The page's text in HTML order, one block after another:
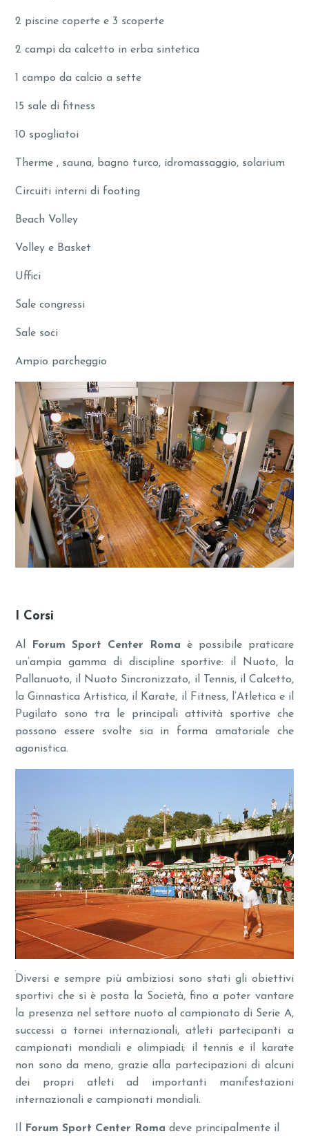
2 piscine coperte e 3 scoperte
2 campi da calcetto in erba sintetica
1 campo da calcio a sette
15 sale di fitness
10 spogliatoi
Therme , sauna, bagno turco, idromassaggio, solarium
Circuiti interni di footing
Beach Volley
Volley e Basket
Uffici
Sale congressi
Sale soci
Ampio parcheggio
I Corsi
Al Forum Sport Center Roma è possibile praticare
un’ampia gamma di discipline sportive: il Nuoto, la
Pallanuoto, il Nuoto Sincronizzato, il Tennis, il Calcetto,
la Ginnastica Artistica, il Karate, il Fitness, l’Atletica e il
Pugilato sono tra le principali attività sportive che
possono essere svolte sia in forma amatoriale che
agonistica.
Diversi e sempre più ambiziosi sono stati gli obiettivi
sportivi che si è posta la Società, fino a poter vantare
la presenza nel settore nuoto al campionato di Serie A,
successi a tornei internazionali, atleti partecipanti a
campionati mondiali e olimpiadi; il tennis e il karate
non sono da meno, grazie alla partecipazioni di alcuni
dei propri atleti ad importanti manifestazioni
internazionali e campionati mondiali.
Forum Sport Center Romadeve principalmente il